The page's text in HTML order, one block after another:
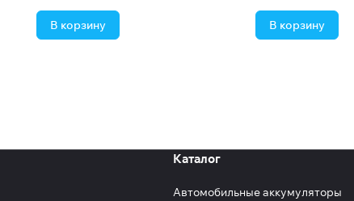
В корзину В корзину
Каталог
Автомобильные аккумуляторы